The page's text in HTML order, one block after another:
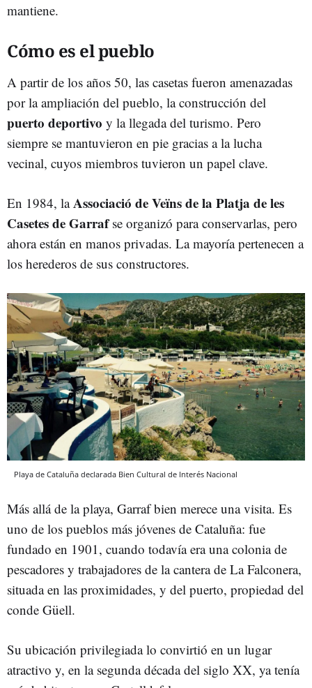
mantiene.
Cómo es el pueblo
A partir de los años 50, las casetas fueron amenazadas
por la ampliación del pueblo, la construcción del
puerto deportivo y la llegada del turismo. Pero
siempre se mantuvieron en pie gracias a la lucha
vecinal, cuyos miembros tuvieron un papel clave.
En 1984, laAssociació de Veïns de la Platja de les
Casetes de Garrafse organizó para conservarlas, pero
ahora están en manos privadas. La mayoría pertenecen a
los herederos de sus constructores.
Playa de Cataluña declarada Bien Cultural de Interés Nacional
Más allá de la playa, Garraf bien merece una visita. Es
uno de los pueblos más jóvenes de Cataluña: fue
fundado en 1901, cuando todavía era una colonia de
pescadores y trabajadores de la cantera de La Falconera,
situada en las proximidades, y del puerto, propiedad del
conde Güell.
Su ubicación privilegiada lo convirtió en un lugar
atractivo y, en la segunda década del siglo XX, ya tenía